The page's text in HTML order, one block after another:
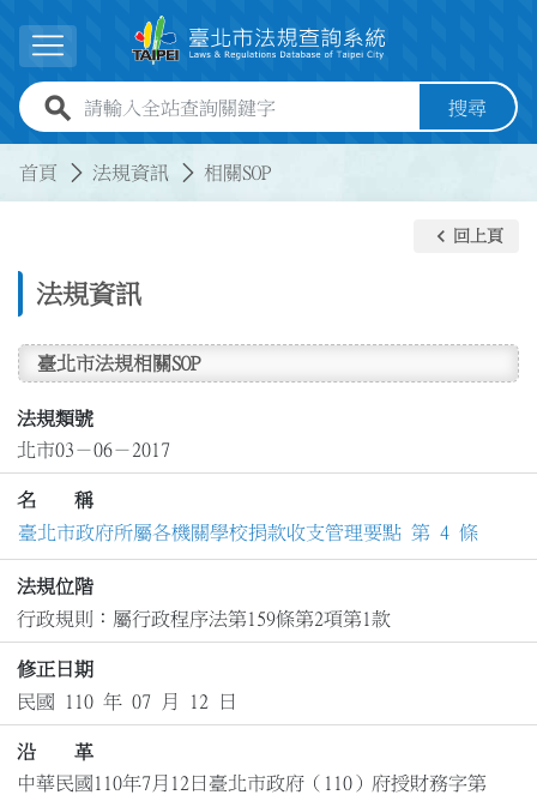
展開選單
全站查詢關鍵字欄位 搜尋
首頁 法規資訊 相關SOP
法規資訊
keyboard_arrow_left 回上頁
臺北市法規相關SOP
法規類號
北市03－06－2017
名 稱
臺北市政府所屬各機關學校捐款收支管理要點 第 4 條
法規位階
行政規則：屬行政程序法第159條第2項第1款
修正日期
民國 110 年 07 月 12 日
沿 革
中華民國110年7月12日臺北市政府（110）府授財務字第